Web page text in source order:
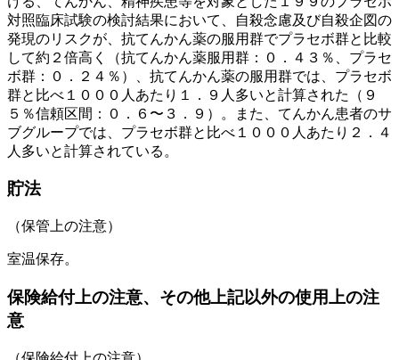
対照臨床試験の検討結果において、自殺念慮及び自殺企図の
発現のリスクが、抗てんかん薬の服用群でプラセボ群と比較
して約２倍高く（抗てんかん薬服用群：０．４３％、プラセ
ボ群：０．２４％）、抗てんかん薬の服用群では、プラセボ
群と比べ１０００人あたり１．９人多いと計算された（９
５％信頼区間：０．６〜３．９）。また、てんかん患者のサ
ブグループでは、プラセボ群と比べ１０００人あたり２．４
人多いと計算されている。
貯法
（保管上の注意）
室温保存。
保険給付上の注意、その他上記以外の使用上の注
意